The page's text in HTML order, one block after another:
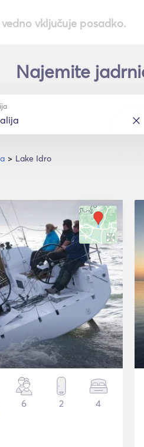
vedno vključuje posadko.
Najemite
Lake Idro
6 2 4